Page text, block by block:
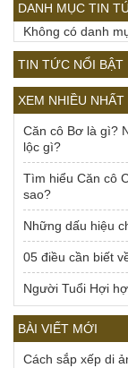
DANH MỤC TIN
Không có danh
TIN TỨC NỔI BẬT
XEM NHIỀU NHẤT
Căn cô Bơ là gì?
lộc gì?
Tìm hiểu Căn cô
sao?
Những dấu hiệu
05 điều cần biết
Người Tuổi Hợi
BÀI VIẾT MỚI
Cách sắp xếp di